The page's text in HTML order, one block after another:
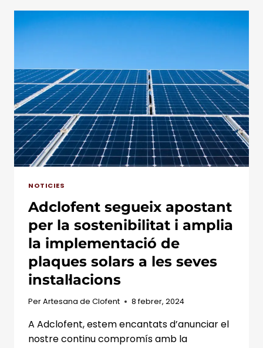
SOLDADURA
INNOVACIÓ
I
EFICIÈNCIA
NOTICIES
Adclofent segueix apostant
per la sostenibilitat i amplia
la implementació de
plaques solars a les seves
instal·lacions
PerArtesana de Clofent 8 febrer, 2024
A Adclofent, estem encantats d’anunciar el
nostre continu compromís amb la